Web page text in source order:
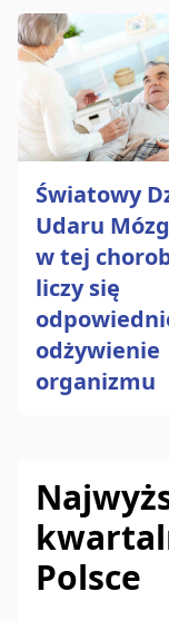
Światowy
Udaru
w tej
liczy się
odżywienie
organizmu
Polsce